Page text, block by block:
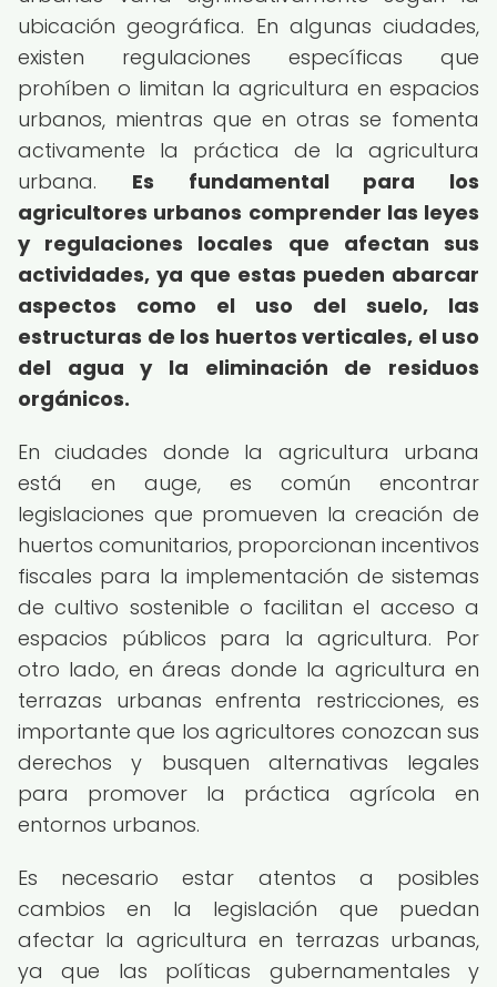
ubicación geográfica. En algunas ciudades,
existen regulaciones específicas que
prohíben o limitan la agricultura en espacios
urbanos, mientras que en otras se fomenta
activamente la práctica de la agricultura
urbana. Es fundamental para los
agricultores urbanos comprender las leyes
y regulaciones locales que afectan sus
actividades, ya que estas pueden abarcar
aspectos como el uso del suelo, las
estructuras de los huertos verticales, el uso
del agua y la eliminación de residuos
orgánicos.
En ciudades donde la agricultura urbana
está en auge, es común encontrar
legislaciones que promueven la creación de
huertos comunitarios, proporcionan incentivos
fiscales para la implementación de sistemas
de cultivo sostenible o facilitan el acceso a
espacios públicos para la agricultura. Por
otro lado, en áreas donde la agricultura en
terrazas urbanas enfrenta restricciones, es
importante que los agricultores conozcan sus
derechos y busquen alternativas legales
para promover la práctica agrícola en
entornos urbanos.
Es necesario estar atentos a posibles
cambios en la legislación que puedan
afectar la agricultura en terrazas urbanas,
ya que las políticas gubernamentales y